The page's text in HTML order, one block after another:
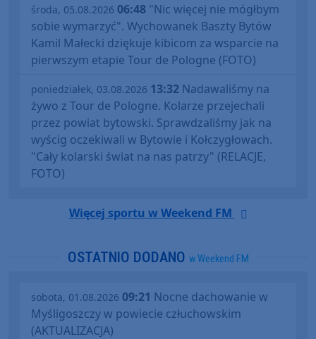
środa, 05.08.2026 06:48 "Nic więcej nie mógłbym
sobie wymarzyć". Wychowanek Baszty Bytów
Kamil Małecki dziękuje kibicom za wsparcie na
pierwszym etapie Tour de Pologne (FOTO)
poniedziałek, 03.08.2026 13:32 Nadawaliśmy na
żywo z Tour de Pologne. Kolarze przejechali
przez powiat bytowski. Sprawdzaliśmy jak na
wyścig oczekiwali w Bytowie i Kołczygłowach.
"Cały kolarski świat na nas patrzy" (RELACJE,
FOTO)
Więcej sportu w Weekend FM
OSTATNIO DODANO w Weekend FM
sobota, 01.08.2026 09:21 Nocne dachowanie w
Myśligoszczy w powiecie człuchowskim
(AKTUALIZACJA)